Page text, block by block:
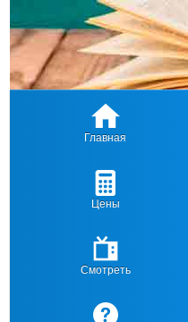
Главная
Цены
Смотреть